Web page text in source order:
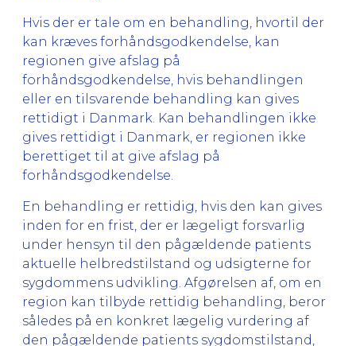
Hvis der er tale om en behandling, hvortil der
kan kræves forhåndsgodkendelse, kan
regionen give afslag på
forhåndsgodkendelse, hvis behandlingen
eller en tilsvarende behandling kan gives
rettidigt i Danmark. Kan behandlingen ikke
gives rettidigt i Danmark, er regionen ikke
berettiget til at give afslag på
forhåndsgodkendelse.
En behandling er rettidig, hvis den kan gives
inden for en frist, der er lægeligt forsvarlig
under hensyn til den pågældende patients
aktuelle helbredstilstand og udsigterne for
sygdommens udvikling. Afgørelsen af, om en
region kan tilbyde rettidig behandling, beror
således på en konkret lægelig vurdering af
den pågældende patients sygdomstilstand,